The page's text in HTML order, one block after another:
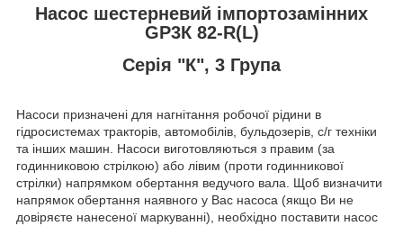
Насос шестерневий імпортозамінних
GP3К 82-R(L)
Серія "К", 3 Група
Насоси призначені для нагнітання робочої рідини в
гідросистемах тракторів, автомобілів, бульдозерів, с/г техніки
та інших машин. Насоси виготовляються з правим (за
годинниковою стрілкою) або лівим (проти годинникової
стрілки) напрямком обертання ведучого вала. Щоб визначити
напрямок обертання наявного у Вас насоса (якщо Ви не
довіряєте нанесеної маркуванні), необхідно поставити насос